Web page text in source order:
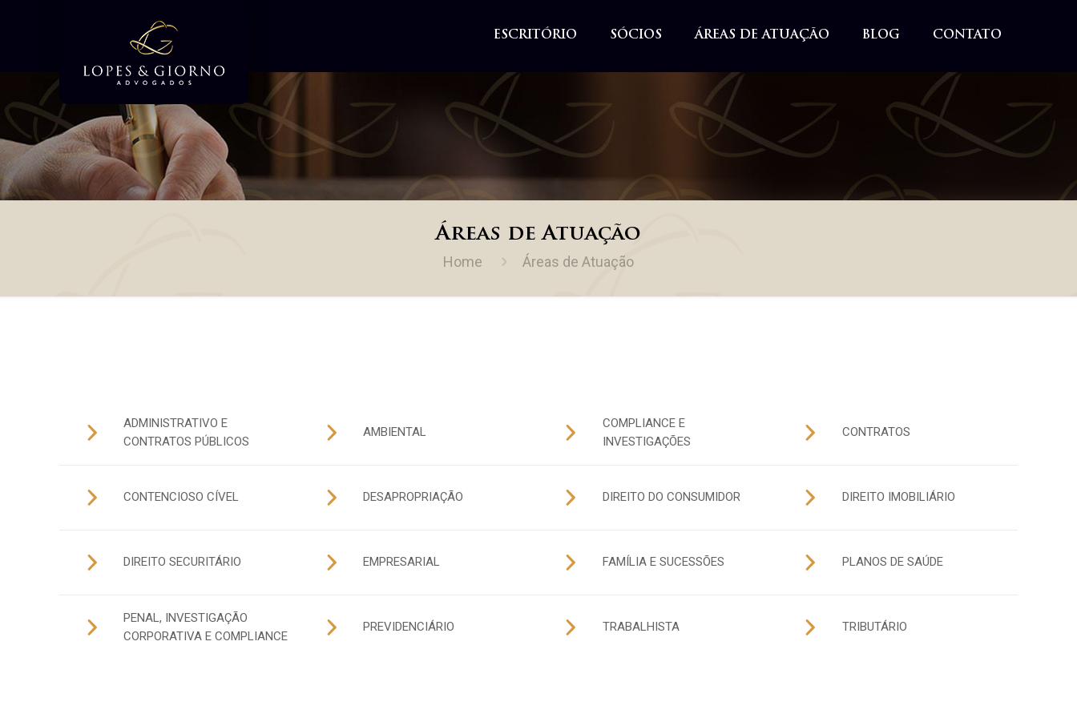
ESCRITÓRIO SÓCIOS ÁREAS DE ATUAÇÃO BLOG CONTATO
Áreas de Atuação
Home Áreas de Atuação
ADMINISTRATIVO E
CONTRATOS PÚBLICOS
AMBIENTAL
COMPLIANCE E
INVESTIGAÇÕES
CONTRATOS
CONTENCIOSO CÍVEL DESAPROPRIAÇÃO DIREITO DO CONSUMIDOR DIREITO IMOBILIÁRIO
DIREITO SECURITÁRIO EMPRESARIAL FAMÍLIA E SUCESSÕES PLANOS DE SAÚDE
PENAL, INVESTIGAÇÃO
CORPORATIVA E COMPLIANCE
PREVIDENCIÁRIO TRABALHISTA TRIBUTÁRIO